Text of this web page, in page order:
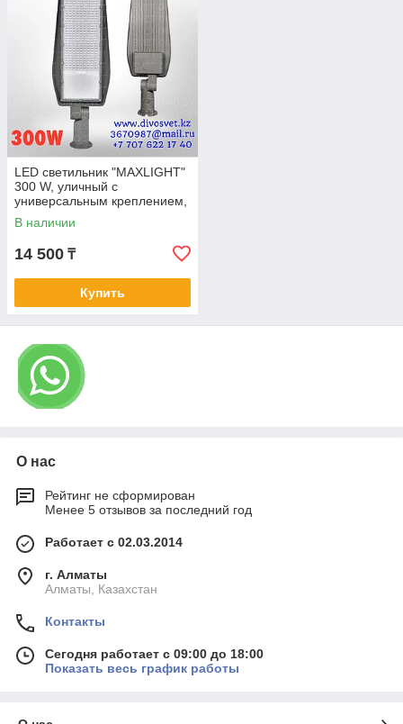
LED светильник "MAXLIGHT"
300 W, уличный с
универсальным креплением,
на трубу и на стену. Меняет
угол наклона.
В наличии
14 500 ₸
Купить
О нас
Рейтинг не сформирован
Менее 5 отзывов за последний год
Работает с 02.03.2014
г. Алматы
Алматы, Казахстан
Контакты
Сегодня работает с 09:00 до 18:00
Показать весь график работы